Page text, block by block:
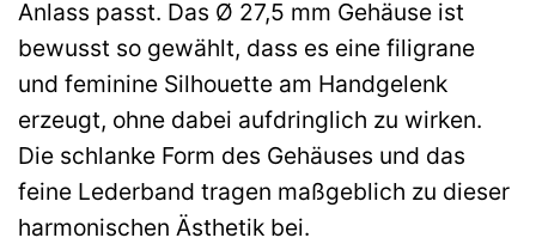
Anlass passt. Das Ø 27,5 mm Gehäuse ist
bewusst so gewählt, dass es eine filigrane
und feminine Silhouette am Handgelenk
erzeugt, ohne dabei aufdringlich zu wirken.
Die schlanke Form des Gehäuses und das
feine Lederband tragen maßgeblich zu dieser
harmonischen Ästhetik bei.